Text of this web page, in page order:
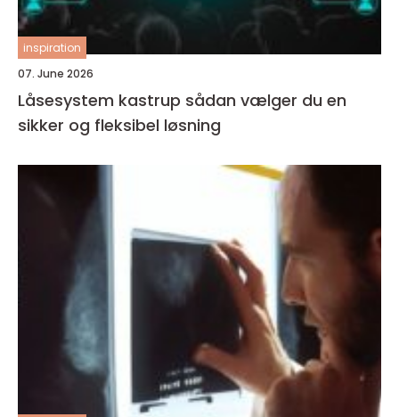
inspiration
07. June 2026
Låsesystem kastrup sådan vælger du en
sikker og fleksibel løsning